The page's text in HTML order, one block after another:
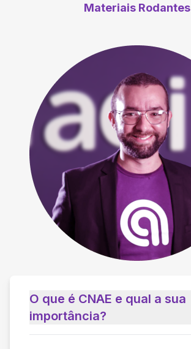
Materiais Rodantes
O que é CNAE e qual a sua
importância?